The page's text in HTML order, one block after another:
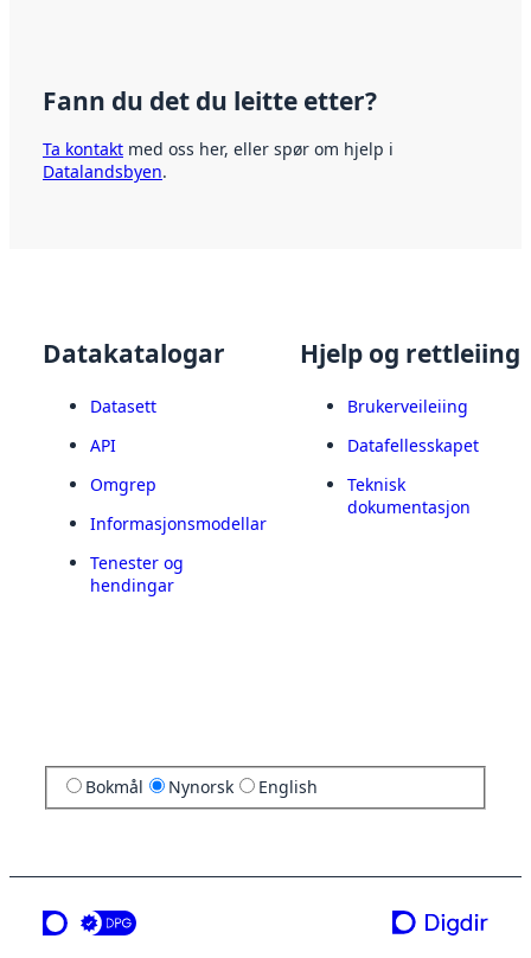
Fann du det du leitte etter?
Ta kontakt med oss her, eller spør om hjelp i
Datalandsbyen.
Datakatalogar
Datasett
API
Omgrep
Informasjonsmodellar
Tenester og
hendingar
Hjelp og rettleiing
Brukerveileiing
Datafellesskapet
Teknisk
dokumentasjon
Bokmål Nynorsk English